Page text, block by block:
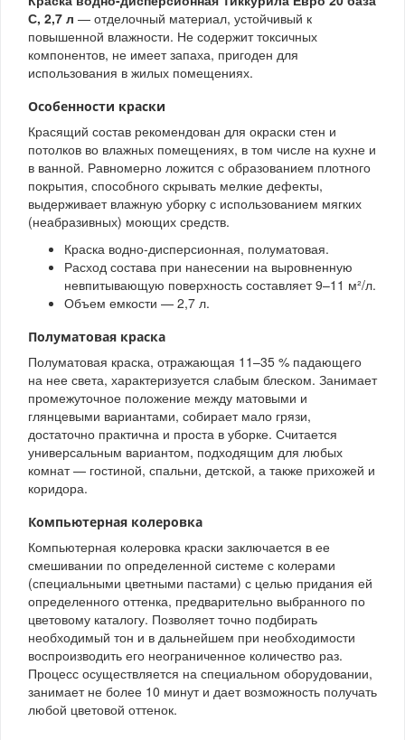
С, 2,7 л — отделочный материал, устойчивый к
повышенной влажности. Не содержит токсичных
компонентов, не имеет запаха, пригоден для
использования в жилых помещениях.
Особенности краски
Красящий состав рекомендован для окраски стен и
потолков во влажных помещениях, в том числе на кухне и
в ванной. Равномерно ложится с образованием плотного
покрытия, способного скрывать мелкие дефекты,
выдерживает влажную уборку с использованием мягких
(неабразивных) моющих средств.
Краска водно-дисперсионная, полуматовая.
Расход состава при нанесении на выровненную
невпитывающую поверхность составляет 9–11 м²/л.
Объем емкости — 2,7 л.
Полуматовая краска
Полуматовая краска, отражающая 11–35 % падающего
на нее света, характеризуется слабым блеском. Занимает
промежуточное положение между матовыми и
глянцевыми вариантами, собирает мало грязи,
достаточно практична и проста в уборке. Считается
универсальным вариантом, подходящим для любых
комнат — гостиной, спальни, детской, а также прихожей и
коридора.
Компьютерная колеровка
Компьютерная колеровка краски заключается в ее
смешивании по определенной системе с колерами
(специальными цветными пастами) с целью придания ей
определенного оттенка, предварительно выбранного по
цветовому каталогу. Позволяет точно подбирать
необходимый тон и в дальнейшем при необходимости
воспроизводить его неограниченное количество раз.
Процесс осуществляется на специальном оборудовании,
занимает не более 10 минут и дает возможность получать
любой цветовой оттенок.